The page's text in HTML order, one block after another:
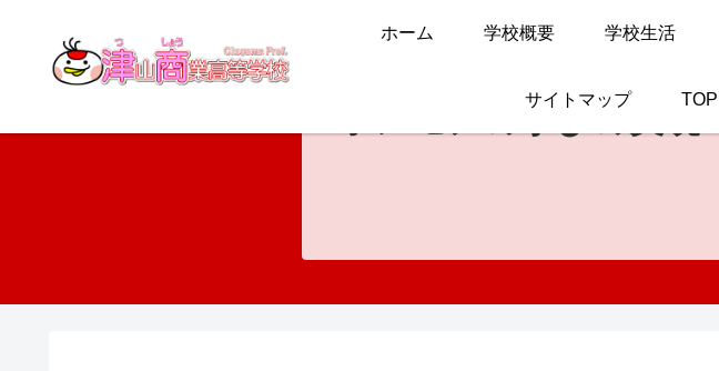
ホーム 学校概要 学校生活
サイトマップ TOP
ホンモノの学びの実現